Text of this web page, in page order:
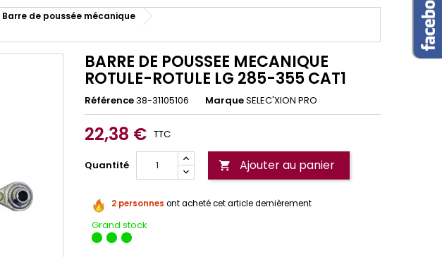
Barre de poussée mécanique
BARRE DE POUSSEE MECANIQUE
ROTULE-ROTULE LG 285-355 CAT1
Référence38-31105106 MarqueSELEC'XION PRO
22,38 € TTC
Quantité  Ajouter au panier
2 personnes ont acheté cet article dernièrement
Grand stock